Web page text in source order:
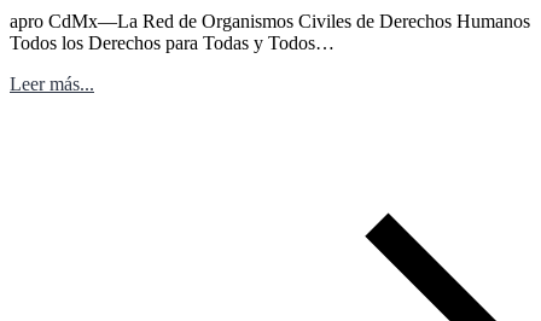
apro CdMx—La Red de Organismos Civiles de Derechos Humanos
Todos los Derechos para Todas y Todos…
Leer más...